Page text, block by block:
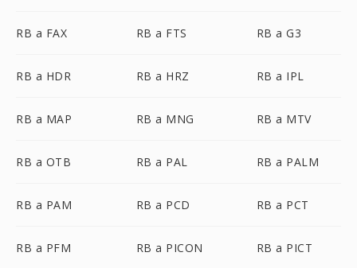
RB a FAX RB a FTS RB a G3
RB a HDR RB a HRZ RB a IPL
RB a MAP RB a MNG RB a MTV
RB a OTB RB a PAL RB a PALM
RB a PAM RB a PCD RB a PCT
RB a PFM RB a PICON RB a PICT